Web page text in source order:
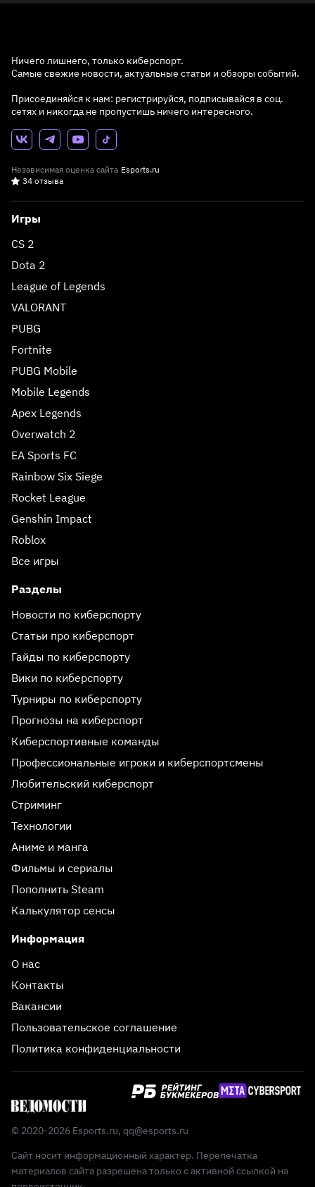
Ничего лишнего, только киберспорт.
Самые свежие новости, актуальные статьи и обзоры событий.
Присоединяйся к нам: регистрируйся, подписывайся в соц.
сетях и никогда не пропустишь ничего интересного.
Независимая оценка сайта Esports.ru
34 отзыва
Игры
CS 2
Dota 2
League of Legends
VALORANT
PUBG
Fortnite
PUBG Mobile
Mobile Legends
Apex Legends
Overwatch 2
EA Sports FC
Rainbow Six Siege
Rocket League
Genshin Impact
Roblox
Все игры
Разделы
Новости по киберспорту
Статьи про киберспорт
Гайды по киберспорту
Вики по киберспорту
Турниры по киберспорту
Прогнозы на киберспорт
Киберспортивные команды
Профессиональные игроки и киберспортсмены
Любительский киберспорт
Стриминг
Технологии
Аниме и манга
Фильмы и сериалы
Пополнить Steam
Калькулятор сенсы
Информация
О нас
Контакты
Вакансии
Пользовательское соглашение
Политика конфиденциальности
© 2020-2026 Esports.ru, qq@esports.ru
Сайт носит информационный характер. Перепечатка
материалов сайта разрешена только с активной ссылкой на